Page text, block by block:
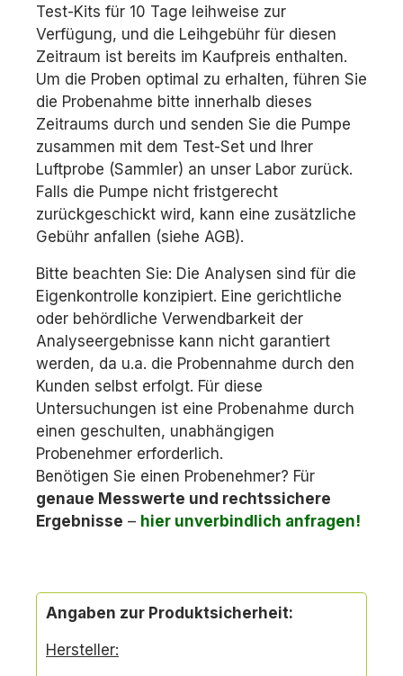
Test-Kits für 10 Tage leihweise zur
Verfügung, und die Leihgebühr für diesen
Zeitraum ist bereits im Kaufpreis enthalten.
Um die Proben optimal zu erhalten, führen Sie
die Probenahme bitte innerhalb dieses
Zeitraums durch und senden Sie die Pumpe
zusammen mit dem Test-Set und Ihrer
Luftprobe (Sammler) an unser Labor zurück.
Falls die Pumpe nicht fristgerecht
zurückgeschickt wird, kann eine zusätzliche
Gebühr anfallen (siehe AGB).
Bitte beachten Sie: Die Analysen sind für die
Eigenkontrolle konzipiert. Eine gerichtliche
oder behördliche Verwendbarkeit der
Analyseergebnisse kann nicht garantiert
werden, da u.a. die Probennahme durch den
Kunden selbst erfolgt. Für diese
Untersuchungen ist eine Probenahme durch
einen geschulten, unabhängigen
Probenehmer erforderlich.
Benötigen Sie einen Probenehmer? Für
genaue Messwerte und rechtssichere
Ergebnisse – hier unverbindlich anfragen!
Angaben zur Produktsicherheit:
Hersteller: